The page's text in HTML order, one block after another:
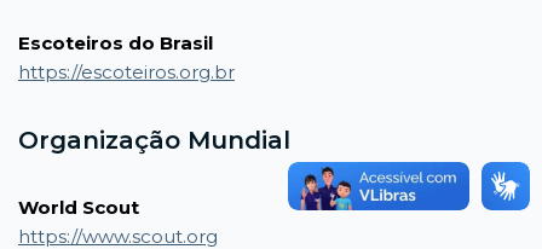
Escoteiros do Brasil
https://escoteiros.org.br
Organização Mundial
World Scout
https://www.scout.org